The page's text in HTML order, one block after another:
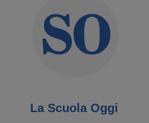
La Scuola Oggi